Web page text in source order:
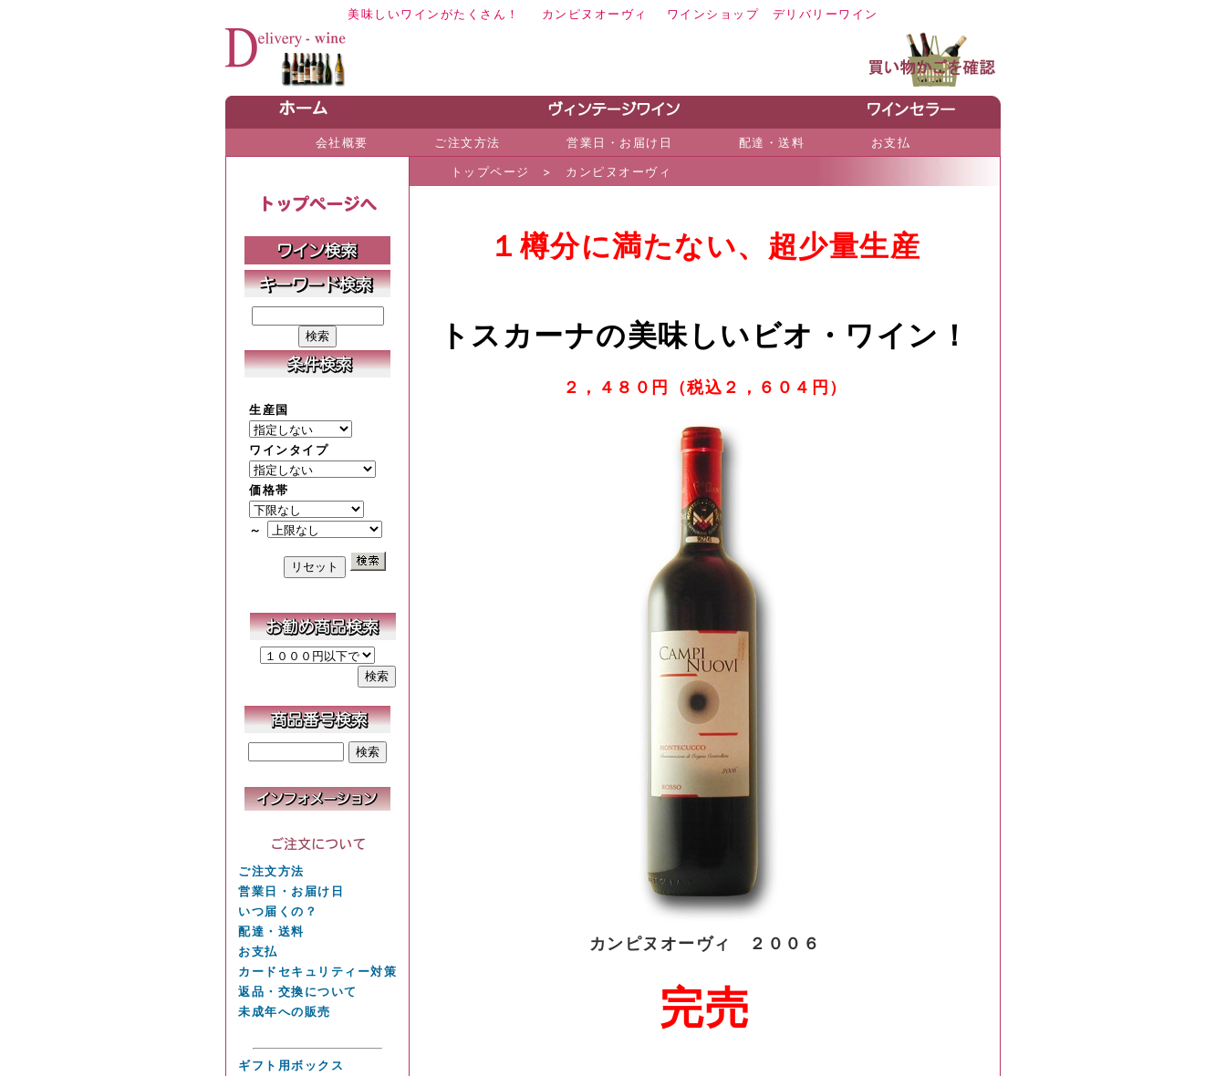
美味しいワインがたくさん！ カンピヌオーヴィ ワインショップ デリバリーワイン
会社概要 ご注文方法 営業日・お届け日 配達・送料 お支払
生産国
ワインタイプ
価格帯
～
ご注文方法
営業日・お届け日
いつ届くの？
配達・送料
お支払
カードセキュリティー対策
返品・交換について
未成年への販売
ギフト用ボックス
トップページ > カンピヌオーヴィ
１樽分に満たない、超少量生産
トスカーナの美味しいビオ・ワイン！
２，４８０円（税込２，６０４円）
カンピヌオーヴィ ２００６
完売